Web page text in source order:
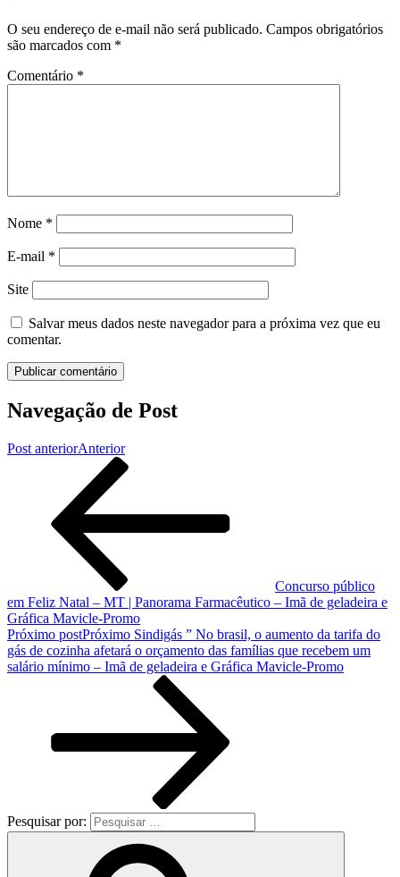
O seu endereço de e-mail não será publicado. Campos obrigatórios
são marcados com *
Comentário *
Nome *
E-mail *
Site
Salvar meus dados neste navegador para a próxima vez que eu
comentar.
Navegação de Post
Post anteriorAnterior
Concurso público
em Feliz Natal – MT | Panorama Farmacêutico – Imã de geladeira e
Gráfica Mavicle-Promo
Próximo postPróximo Sindigás ” No brasil, o aumento da tarifa do
gás de cozinha afetará o orçamento das famílias que recebem um
salário mínimo – Imã de geladeira e Gráfica Mavicle-Promo
Pesquisar por: